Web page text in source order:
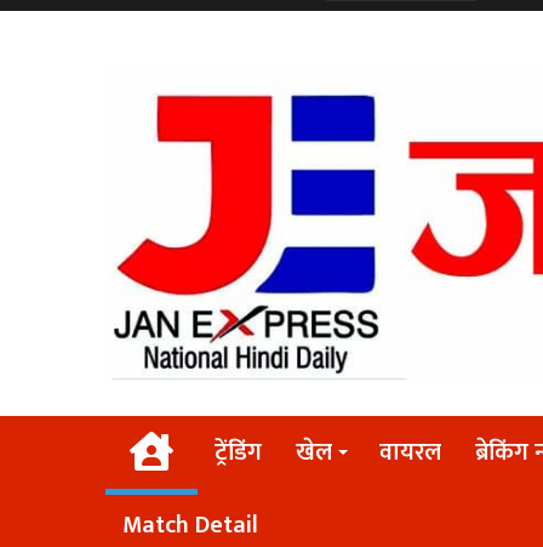
Homeट्रेंडिंग खेल वायरल ब्रेकिंग
Match Detail